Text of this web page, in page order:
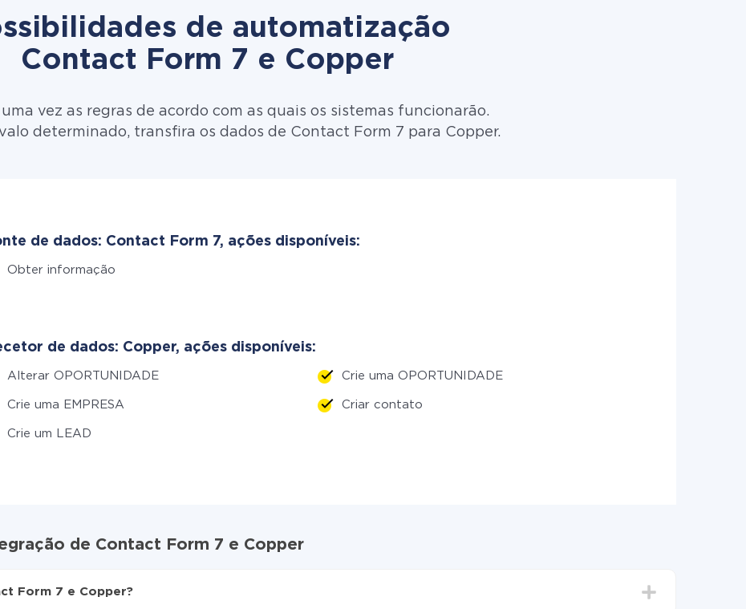
de automatização
Contact Form 7 e Copper
vez as regras de acordo com as quais os sistemas funcionarão.
determinado, transfira os dados de Contact Form 7 para Copper.
de dados: Contact Form 7, ações disponíveis:
Obter informação
de dados: Copper, ações disponíveis:
Alterar OPORTUNIDADE Crie uma OPORTUNIDADE
Crie uma EMPRESA Criar contato
Crie um LEAD
de Contact Form 7 e Copper
Form 7 e Copper?